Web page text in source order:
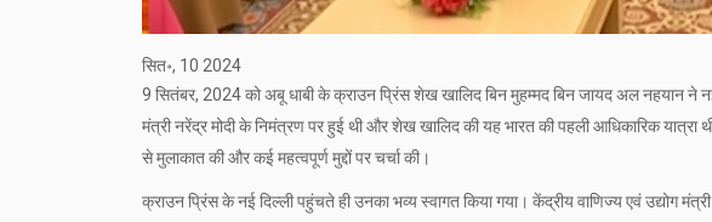
सित॰, 10 2024
9 सितंबर, 2024 को अबू धाबी के क्राउन प्रिंस शेख खालिद बिन मुहम्मद बिन जायद अल नहयान ने
मंत्री नरेंद्र मोदी के निमंत्रण पर हुई थी और शेख खालिद की यह भारत की पहली आधिकारिक यात्रा
से मुलाकात की और कई महत्वपूर्ण मुद्दों पर चर्चा की।
क्राउन प्रिंस के नई दिल्ली पहुंचते ही उनका भव्य स्वागत किया गया। केंद्रीय वाणिज्य एवं उद्योग